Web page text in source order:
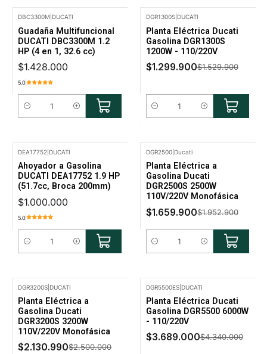
DBC3300M DUCATI
Guadaña Multifuncional
DUCATI DBC3300M 1.2
HP (4 en 1, 32.6 cc)
$1.428.000
5.0
Cantidad
DGR1300S| DUCATI
Planta Eléctrica Ducati
Gasolina DGR1300S
1200W - 110/220V
$1.299.900$1.529.900
Cantidad
DEA17752 DUCATI
Ahoyador a Gasolina
DUCATI DEA17752 1.9 HP
(51.7cc, Broca 200mm)
$1.000.000
5.0
Cantidad
DGR2500| Ducati
Planta Eléctrica a
Gasolina Ducati
DGR2500S 2500W
110V/220V Monofásica
$1.659.900$1.952.900
Cantidad
DGR3200S DUCATI
Planta Eléctrica a
Gasolina Ducati
DGR3200S 3200W
110V/220V Monofásica
$2.130.990$2.500.000
DGR5500ES| DUCATI
Planta Eléctrica Ducati
Gasolina DGR5500 6000W
- 110/220V
$3.689.000$4.340.000